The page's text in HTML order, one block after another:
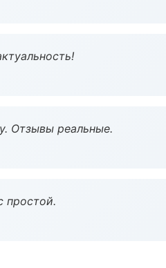
Отзывы реальные.
простой.